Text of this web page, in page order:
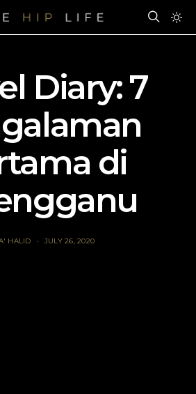
Diary: 7
di
HALID JULY 26, 2020